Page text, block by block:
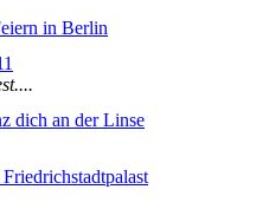
in Berlin
dich an der Linse